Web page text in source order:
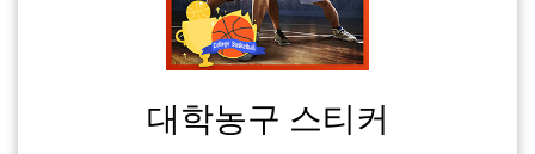
대학농구 스티커